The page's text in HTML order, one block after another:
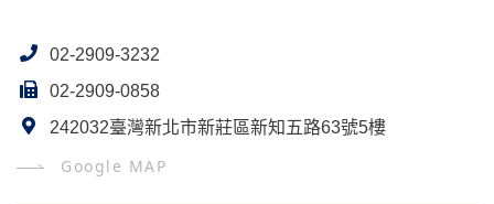
02-2909-3232
02-2909-0858
242032臺灣新北市新莊區新知五路63號5樓
Google MAP